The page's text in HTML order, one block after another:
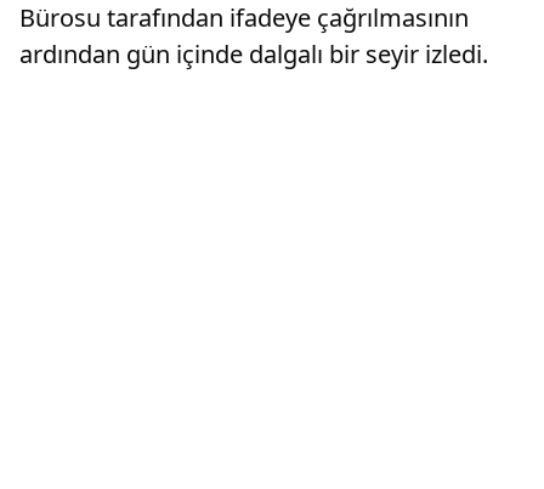
Bürosu tarafından ifadeye çağrılmasının
ardından gün içinde dalgalı bir seyir izledi.